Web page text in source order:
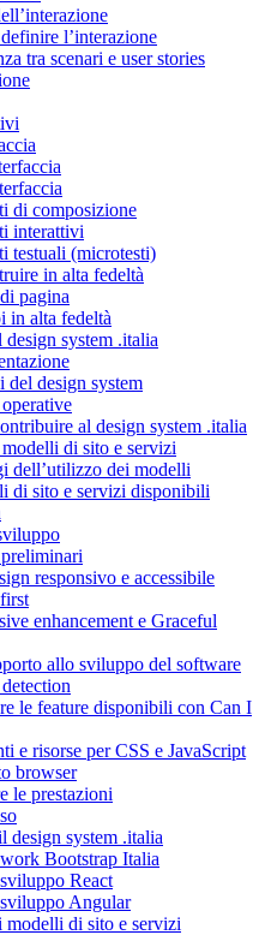
l’interazione
tra scenari e user stories
di composizione
interattivi
testuali (microtesti)
in alta fedeltà
pagina
in alta fedeltà
system .italia
del design system
al design system .italia
di sito e servizi
dell’utilizzo dei modelli
di sito e servizi disponibili
responsivo e accessibile
enhancement e Graceful
allo sviluppo del software
le feature disponibili con Can I
e risorse per CSS e JavaScript
browser
le prestazioni
design system .italia
Bootstrap Italia
React
Angular
di sito e servizi